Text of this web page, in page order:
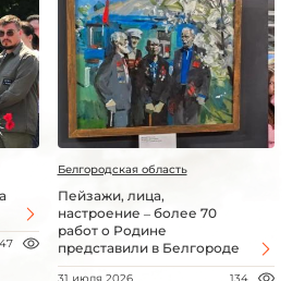
Белгородская область
Пейзажи, лица,
настроение – более 70
работ о Родине
представили в Белгороде
31 июля 2026 134